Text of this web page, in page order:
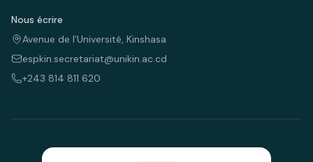
Nous écrire
Avenue de l'Université, Kinshasa
espkin.secretariat@unikin.ac.cd
+243 814 811 620